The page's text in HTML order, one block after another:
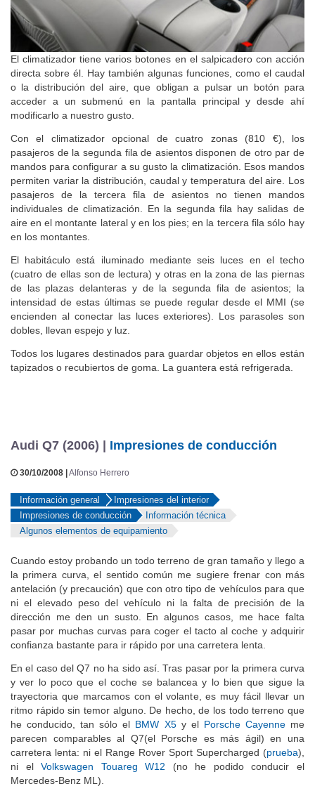
El climatizador tiene varios botones en el salpicadero con acción
directa sobre él. Hay también algunas funciones, como el caudal
o la distribución del aire, que obligan a pulsar un botón para
acceder a un submenú en la pantalla principal y desde ahí
modificarlo a nuestro gusto.
Con el climatizador opcional de cuatro zonas (810 €), los
pasajeros de la segunda fila de asientos disponen de otro par de
mandos para configurar a su gusto la climatización. Esos mandos
permiten variar la distribución, caudal y temperatura del aire. Los
pasajeros de la tercera fila de asientos no tienen mandos
individuales de climatización. En la segunda fila hay salidas de
aire en el montante lateral y en los pies; en la tercera fila sólo hay
en los montantes.
El habitáculo está iluminado mediante seis luces en el techo
(cuatro de ellas son de lectura) y otras en la zona de las piernas
de las plazas delanteras y de la segunda fila de asientos; la
intensidad de estas últimas se puede regular desde el MMI (se
encienden al conectar las luces exteriores). Los parasoles son
dobles, llevan espejo y luz.
Todos los lugares destinados para guardar objetos en ellos están
tapizados o recubiertos de goma. La guantera está refrigerada.
Audi Q7 (2006) | Impresiones de conducción
30/10/2008 | Alfonso Herrero
Información general
Impresiones del interior
Impresiones de conducción
Información técnica
Algunos elementos de equipamiento
Cuando estoy probando un todo terreno de gran tamaño y llego a
la primera curva, el sentido común me sugiere frenar con más
antelación (y precaución) que con otro tipo de vehículos para que
ni el elevado peso del vehículo ni la falta de precisión de la
dirección me den un susto. En algunos casos, me hace falta
pasar por muchas curvas para coger el tacto al coche y adquirir
confianza bastante para ir rápido por una carretera lenta.
En el caso del Q7 no ha sido así. Tras pasar por la primera curva
y ver lo poco que el coche se balancea y lo bien que sigue la
trayectoria que marcamos con el volante, es muy fácil llevar un
ritmo rápido sin temor alguno. De hecho, de los todo terreno que
he conducido, tan sólo el BMW X5y el Porsche Cayenneme
parecen comparables al Q7(el Porsche es más ágil) en una
carretera lenta: ni el Range Rover Sport Supercharged (prueba),
ni elVolkswagen Touareg W12 (no he podido conducir el
Mercedes-Benz ML).